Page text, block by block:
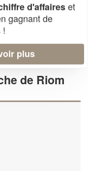
À RIOM
de Riom
d'affaireset
gagnant de
!
plus